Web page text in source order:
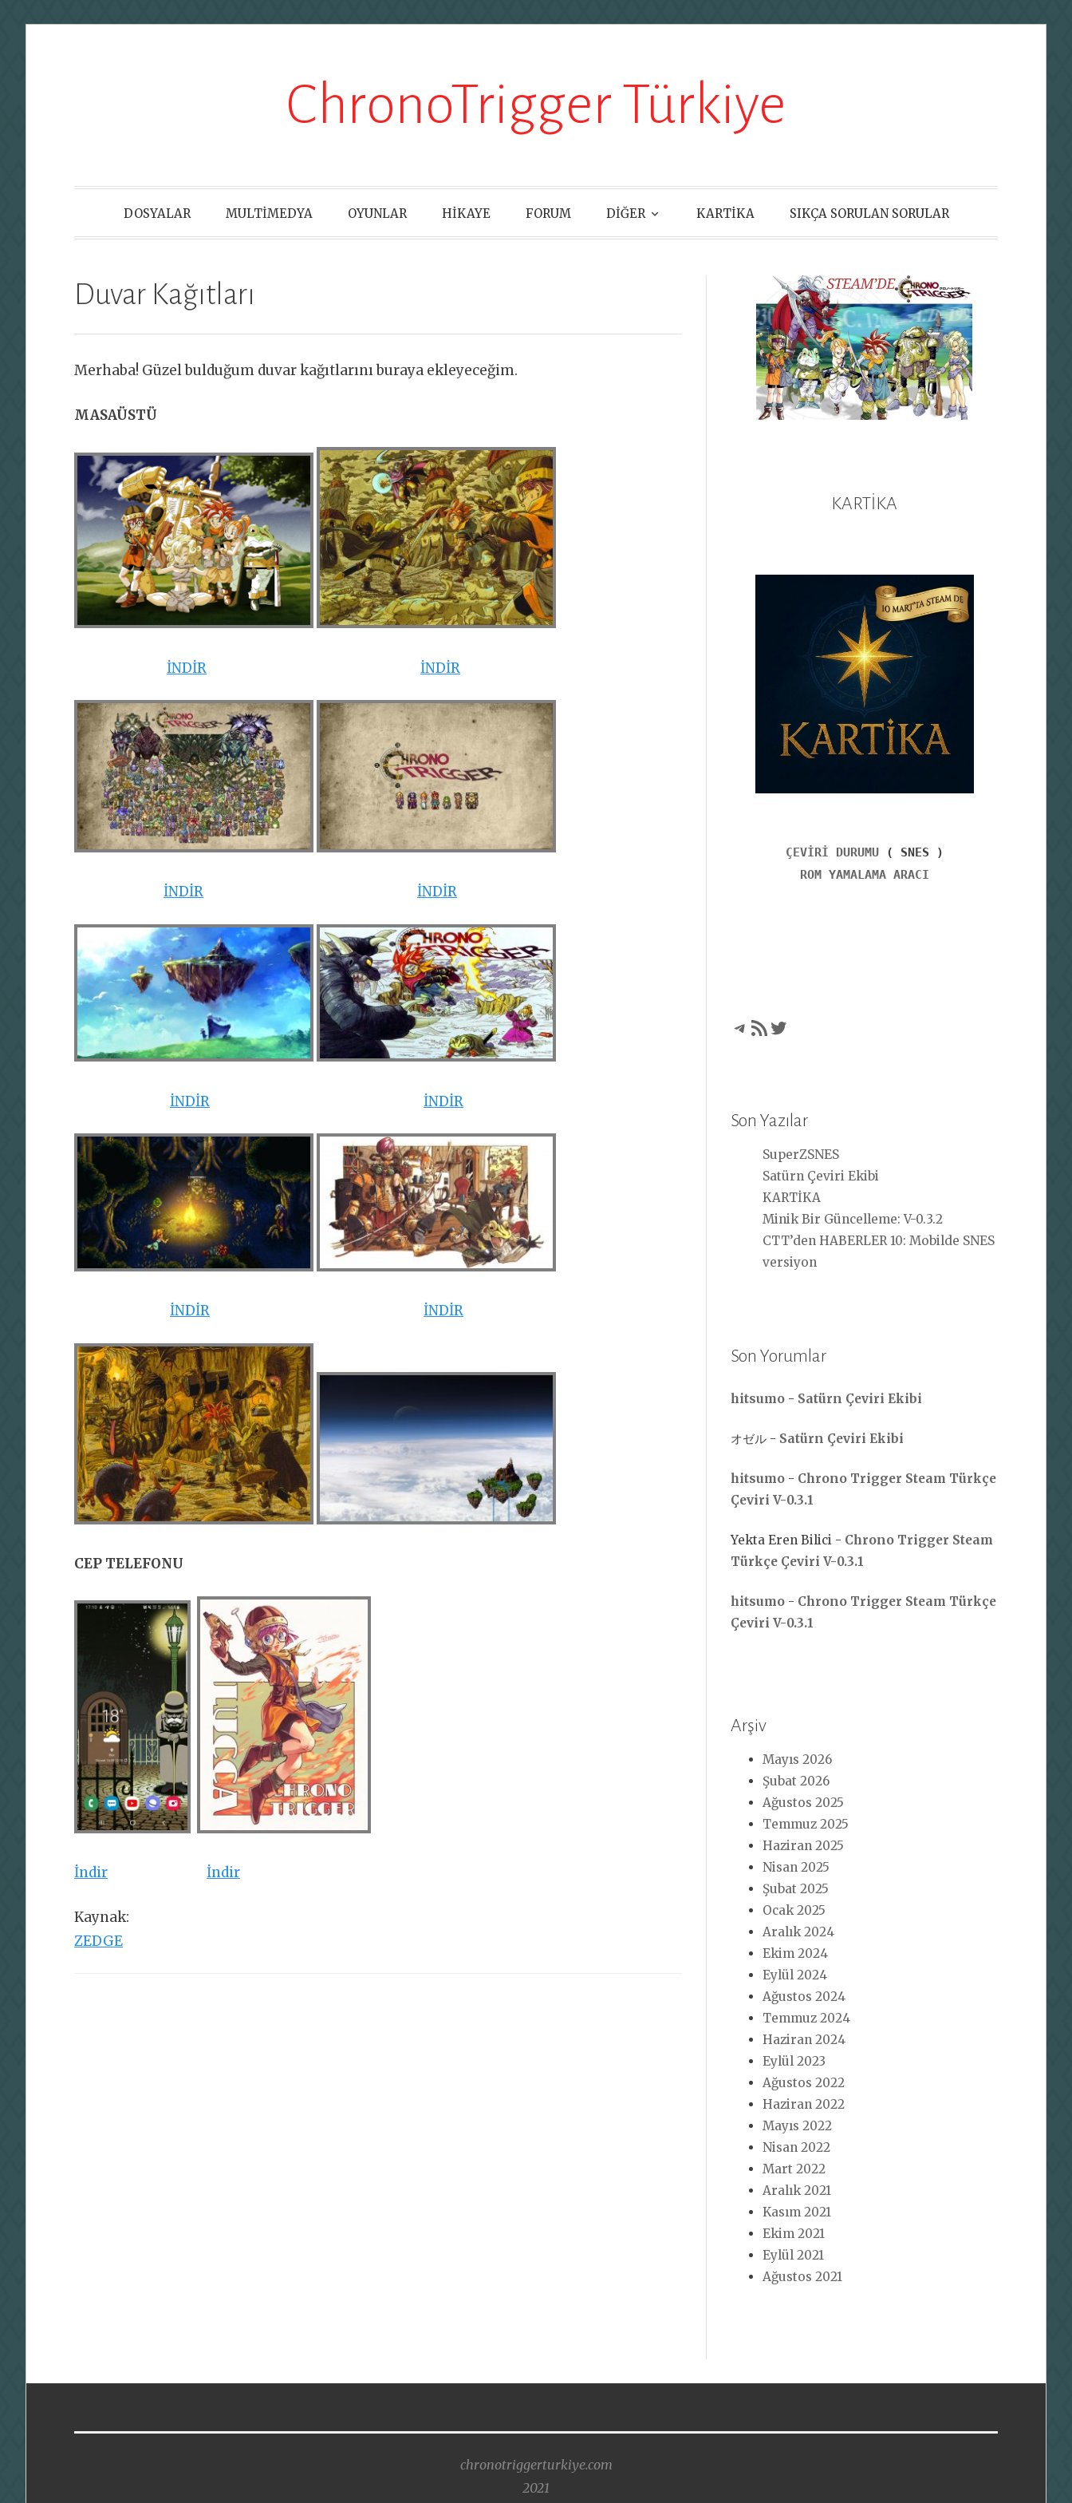
ChronoTrigger Türkiye
DOSYALAR MULTİMEDYA OYUNLAR HİKAYE FORUM DİĞER KARTİKA SIKÇA SORULAN SORULAR
Duvar Kağıtları
Merhaba! Güzel bulduğum duvar kağıtlarını buraya ekleyeceğim.
MASAÜSTÜ
İNDİR İNDİR
İNDİR İNDİR
İNDİR İNDİR
İNDİR İNDİR
CEP TELEFONU
İndir İndir
Kaynak:
ZEDGE
KARTİKA
ÇEVİRİ DURUMU( SNES )
ROM YAMALAMA ARACI
Telegram
RSS akışıTwitter
Son Yazılar
SuperZSNES
Satürn Çeviri Ekibi
KARTİKA
Minik Bir Güncelleme: V-0.3.2
CTT’den HABERLER 10: Mobilde SNES
versiyon
Son Yorumlar
hitsumo - Satürn Çeviri Ekibi
オゼル - Satürn Çeviri Ekibi
hitsumo - Chrono Trigger Steam Türkçe
Çeviri V-0.3.1
Yekta Eren Bilici - Chrono Trigger Steam
Türkçe Çeviri V-0.3.1
hitsumo - Chrono Trigger Steam Türkçe
Çeviri V-0.3.1
Arşiv
Mayıs 2026
Şubat 2026
Ağustos 2025
Temmuz 2025
Haziran 2025
Nisan 2025
Şubat 2025
Ocak 2025
Aralık 2024
Ekim 2024
Eylül 2024
Ağustos 2024
Temmuz 2024
Haziran 2024
Eylül 2023
Ağustos 2022
Haziran 2022
Mayıs 2022
Nisan 2022
Mart 2022
Aralık 2021
Kasım 2021
Ekim 2021
Eylül 2021
Ağustos 2021
chronotriggerturkiye.com
2021